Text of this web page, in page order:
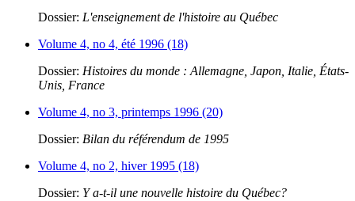
Dossier: L'enseignement de l'histoire au Québec
Volume 4, no 4, été 1996 (18)
Dossier: Histoires du monde : Allemagne, Japon, Italie, États-
Unis, France
Volume 4, no 3, printemps 1996 (20)
Dossier: Bilan du référendum de 1995
Volume 4, no 2, hiver 1995 (18)
Dossier: Y a-t-il une nouvelle histoire du Québec?